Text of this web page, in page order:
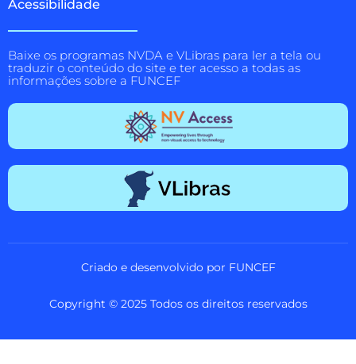
Acessibilidade
Baixe os programas NVDA e VLibras para ler a tela ou
traduzir o conteúdo do site e ter acesso a todas as
informações sobre a FUNCEF
Criado e desenvolvido por FUNCEF
Copyright © 2025 Todos os direitos reservados